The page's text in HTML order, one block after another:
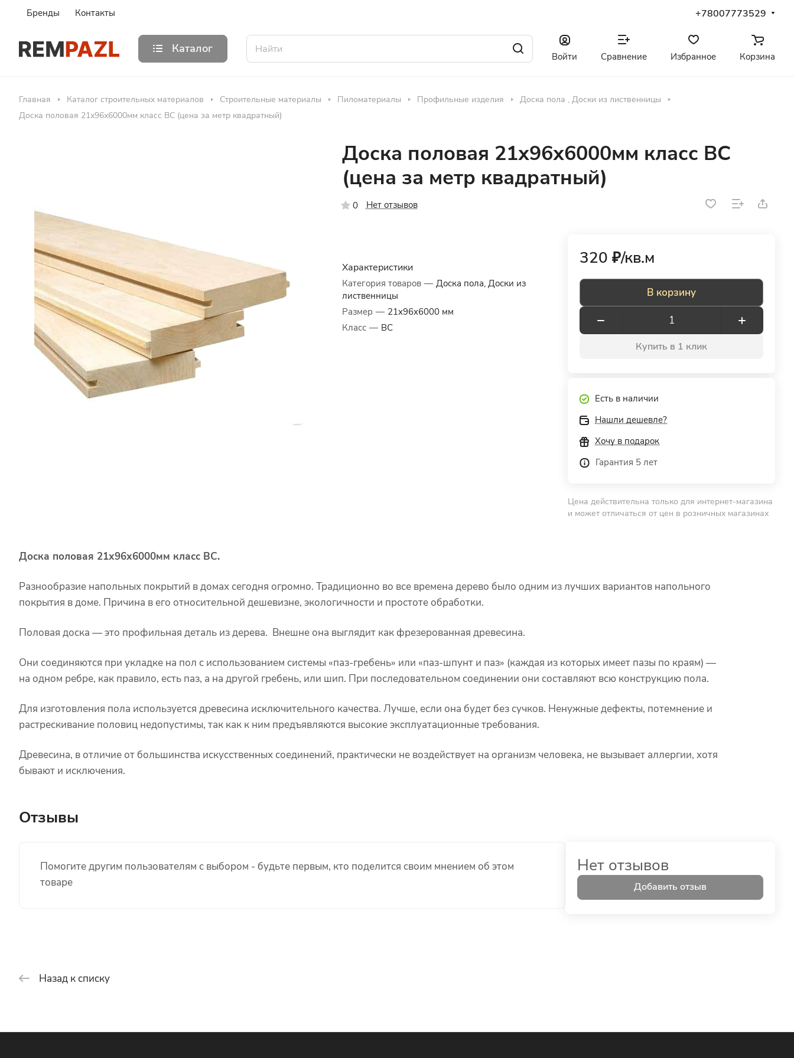
Бренды Контакты +78007773529
Каталог
Войти Сравнение Избранное Корзина
Главная Каталог строительных материалов Строительные материалы Пиломатериалы Профильные изделия
Доска пола , Доски из лиственницы
Доска половая 21х96х6000мм класс ВС (цена за метр квадратный)
Доска половая 21х96х6000мм класс ВС
(цена за метр квадратный)
0 Нет отзывов
Характеристики
Категория товаров — Доска пола, Доски из
лиственницы
Размер — 21x96x6000 мм
Класс — BC
320 ₽/кв.м
В корзину
Купить в 1 клик
Есть в наличии
Нашли дешевле?
Хочу в подарок
Гарантия 5 лет
Цена действительна только для интернет-магазина
и может отличаться от цен в розничных магазинах
Доска половая 21х96х6000мм класс ВС.
Разнообразие напольных покрытий в домах сегодня огромно. Традиционно во все времена дерево было одним из лучших вариантов напольного
покрытия в доме. Причина в его относительной дешевизне, экологичности и простоте обработки.
Половая доска — это профильная деталь из дерева. Внешне она выглядит как фрезерованная древесина.
Они соединяются при укладке на пол с использованием системы «паз-гребень» или «паз-шпунт и паз» (каждая из которых имеет пазы по краям) —
на одном ребре, как правило, есть паз, а на другой гребень, или шип. При последовательном соединении они составляют всю конструкцию пола.
Для изготовления пола используется древесина исключительного качества. Лучше, если она будет без сучков. Ненужные дефекты, потемнение и
растрескивание половиц недопустимы, так как к ним предъявляются высокие эксплуатационные требования.
Древесина, в отличие от большинства искусственных соединений, практически не воздействует на организм человека, не вызывает аллергии, хотя
бывают и исключения.
Отзывы
Помогите другим пользователям с выбором - будьте первым, кто поделится своим мнением об этом
товаре
Нет отзывов
Добавить отзыв
Назад к списку